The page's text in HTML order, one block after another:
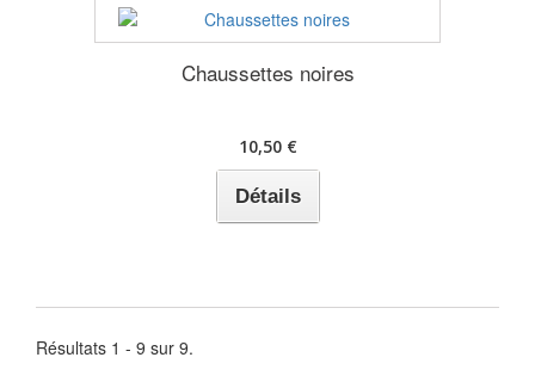
Chaussettes noires
10,50 €
Détails
Résultats 1 - 9 sur 9.